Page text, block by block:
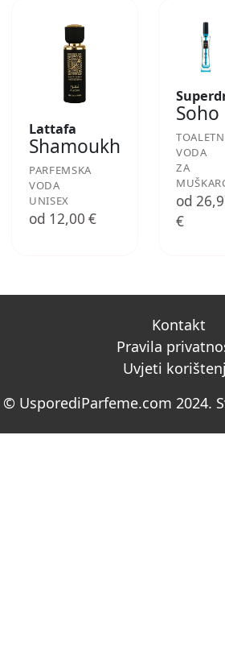
Lattafa
Shamoukh
PARFEMSKA
VODA
UNISEX
od 12,00 €
Soho
VODA
ZA
od
€
Kontakt
Pravila
Uvjeti
© UsporediParfeme.com 2024.